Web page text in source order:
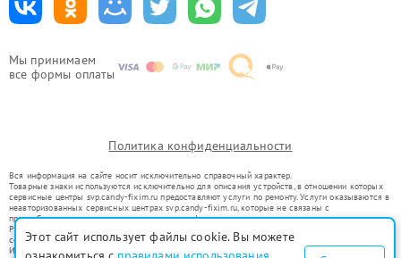
Мы принимаем
все формы оплаты
Политика конфиденциальности
Вся информация на сайте носит исключительно справочный характер.
Товарные знаки используются исключительно для описания устройств, в отношении которых
сервисные центры svp.candy-fixim.ru предоставляют услуги по ремонту. Услуги оказываются в
неавторизованных сервисных центрах svp.candy-fixim.ru, которые не связаны с
правообладателями товарных знаков или их официальными представителями.
Ремонт осуществляется для устройств, уже введенных в гражданский оборот в соответствии
со статьей 1487 ГК РФ.
Использование товарных знаков не преследует цели индивидуализации услуг или введения
Этот сайт использует файлы cookie. Вы можете